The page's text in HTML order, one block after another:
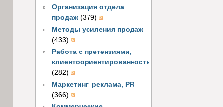
Организация отдела
продаж (379)
Методы усиления продаж
(433)
Работа с претензиями,
клиентоориентированность
(282)
Маркетинг, реклама, PR
(366)